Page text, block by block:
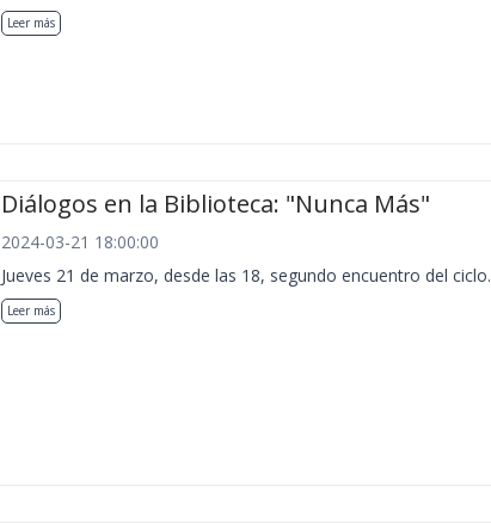
Leer más
Diálogos en la Biblioteca: "Nunca Más"
2024-03-21 18:00:00
Jueves 21 de marzo, desde las 18, segundo encuentro del ciclo.
Leer más